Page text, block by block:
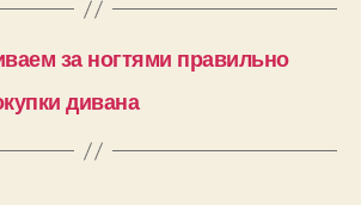
за ногтями правильно
дивана